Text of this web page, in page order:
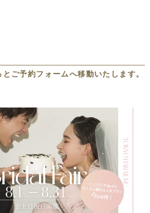
ご予約フォームへ移動いたします。